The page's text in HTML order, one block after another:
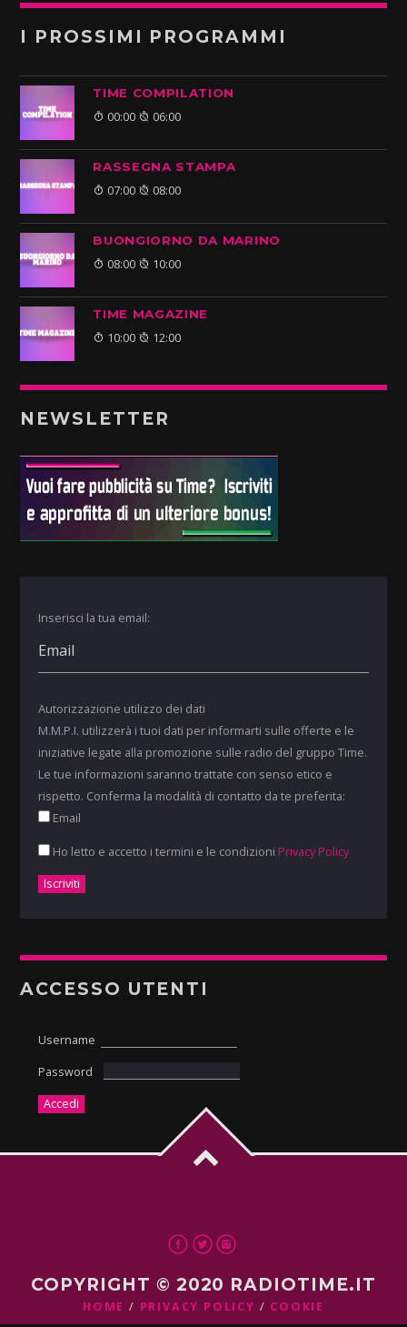
I PROSSIMI PROGRAMMI
TIME COMPILATION
00:00 06:00
RASSEGNA STAMPA
07:00 08:00
BUONGIORNO DA MARINO
08:00 10:00
TIME MAGAZINE
10:00 12:00
NEWSLETTER
Inserisci la tua email:
Autorizzazione utilizzo dei dati
M.M.P.I. utilizzerà i tuoi dati per informarti sulle offerte e le
iniziative legate alla promozione sulle radio del gruppo Time.
Le tue informazioni saranno trattate con senso etico e
rispetto. Conferma la modalità di contatto da te preferita:
Email
Ho letto e accetto i termini e le condizioni Privacy Policy
ACCESSO UTENTI
Username
Password
COPYRIGHT © 2020 RADIOTIME.IT
HOME PRIVACY POLICY COOKIE